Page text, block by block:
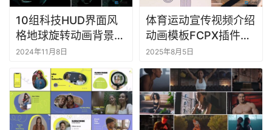
10组科技HUD界面风
格地球旋转动画背景视
频FCPX插件
Corporate World
Pack
2024年11月8日
体育运动宣传视频介绍
动画模板FCPX插件
Sport Slideshow
2025年8月5日